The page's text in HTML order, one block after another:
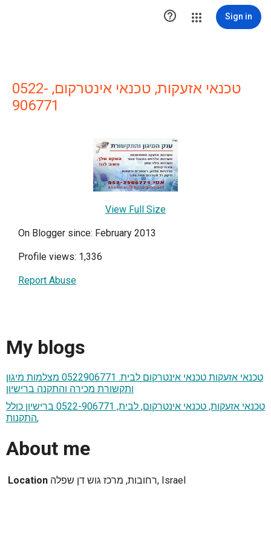
 Sign in
טכנאי אזעקות, טכנאי אינטרקום, 0522-
906771
View Full Size
On Blogger since: February 2013
Profile views: 1,336
Report Abuse
My blogs
טכנאי אזעקות טכנאי אינטרקום לבית. 0522906771 מצלמות מיגון
ותקשורת מכירה והתקנה ברישיון
טכנאי אזעקות, טכנאי אינטרקום, לבית, 0522-906771 ברישיון כולל
התקנות,
About me
Location רחובות, מרכז גוש דן שפלה, Israel